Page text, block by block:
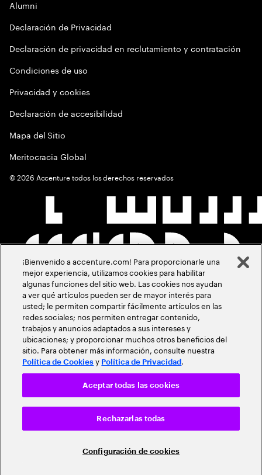
Alumni
Declaración de Privacidad
Declaración de privacidad en reclutamiento y contratación
Condiciones de uso
Privacidad y cookies
Declaración de accesibilidad
Mapa del Sitio
Meritocracia Global
©2026 Accenture todos los derechos reservados
¡Bienvenido a accenture.com! Para proporcionarle una
mejor experiencia, utilizamos cookies para habilitar
algunas funciones del sitio web. Las cookies nos ayudan
a ver qué artículos pueden ser de mayor interés para
usted; le permiten compartir fácilmente artículos en las
redes sociales; nos permiten entregar contenido,
trabajos y anuncios adaptados a sus intereses y
ubicaciones; y proporcionar muchos otros beneficios del
sitio. Para obtener más información, consulte nuestra
Política de Cookies y Política de Privacidad .
Configuración de cookies
Rechazarlas todas
Aceptar todas las cookies